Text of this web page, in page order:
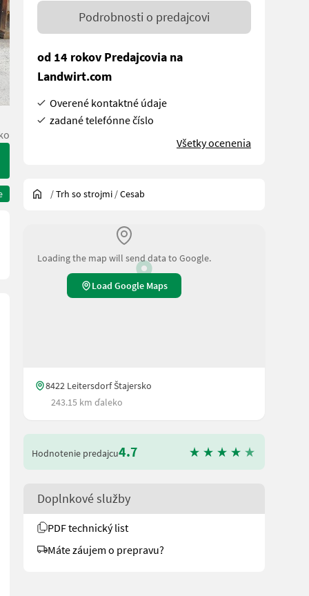
Podrobnosti o predajcovi
od 14 rokov Predajcovia na
Landwirt.com
Overené kontaktné údaje
zadané telefónne číslo
Všetky ocenenia
/Trh so strojmi /Cesab
Loading the map will send data to Google.
Load Google Maps
8422 Leitersdorf Štajersko
243.15 km ďaleko
Hodnotenie predajcu4.7
Doplnkové služby
PDF technický list
Máte záujem o prepravu?